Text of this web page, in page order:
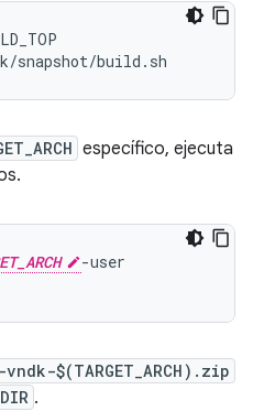
snapshot/build.sh
específico, ejecuta
-user
$(TARGET_ARCH).zip
.